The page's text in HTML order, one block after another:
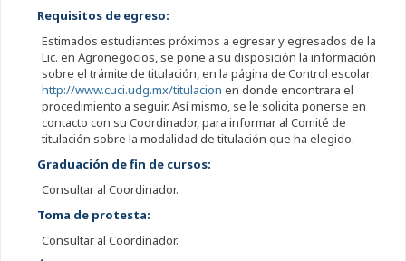
Requisitos de egreso:
Estimados estudiantes próximos a egresar y egresados de la
Lic. en Agronegocios, se pone a su disposición la información
sobre el trámite de titulación, en la página de Control escolar:
http://www.cuci.udg.mx/titulacion en donde encontrara el
procedimiento a seguir. Así mismo, se le solicita ponerse en
contacto con su Coordinador, para informar al Comité de
titulación sobre la modalidad de titulación que ha elegido.
Graduación de fin de cursos:
Consultar al Coordinador.
Toma de protesta:
Consultar al Coordinador.